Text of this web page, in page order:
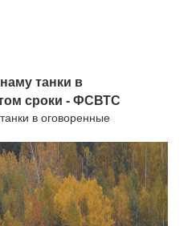
танки в
сроки - ФСВТС
в оговоренные